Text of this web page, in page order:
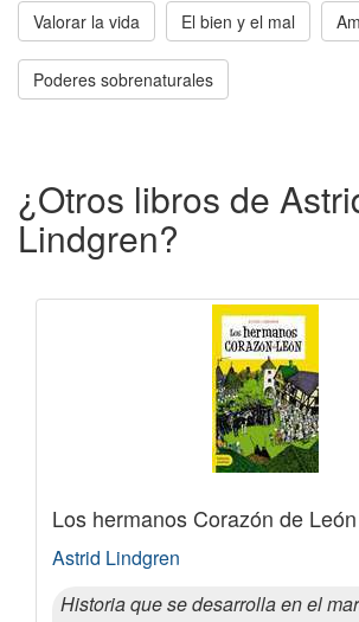
Valorar la vida El bien y el mal
Poderes sobrenaturales
¿Otros libros de
Lindgren?
Los hermanos Corazón de León
Astrid Lindgren
Historia que se desarrolla en el